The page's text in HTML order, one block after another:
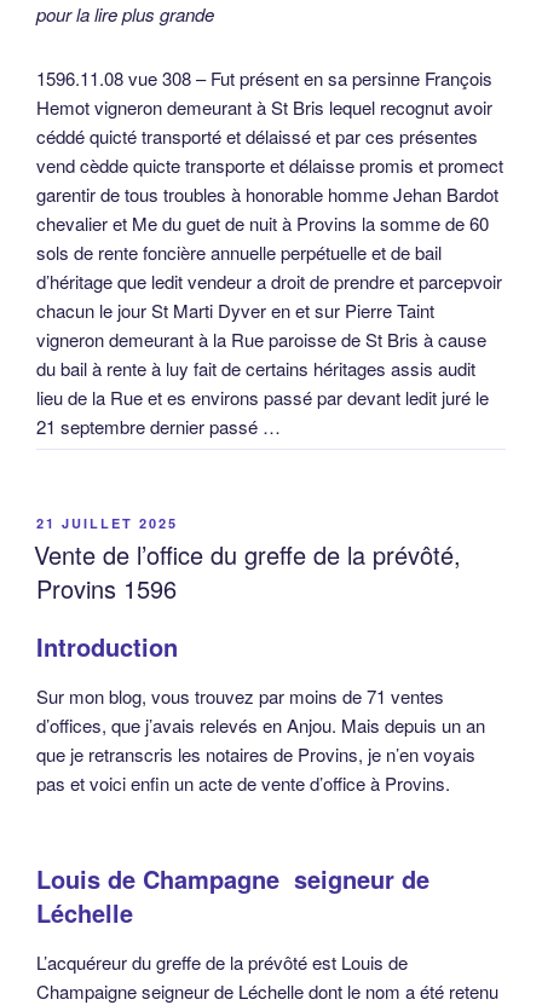
pour la lire plus grande
1596.11.08 vue 308 – Fut présent en sa persinne François
Hemot vigneron demeurant à St Bris lequel recognut avoir
céddé quicté transporté et délaissé et par ces présentes
vend cèdde quicte transporte et délaisse promis et promect
garentir de tous troubles à honorable homme Jehan Bardot
chevalier et Me du guet de nuit à Provins la somme de 60
sols de rente foncière annuelle perpétuelle et de bail
d’héritage que ledit vendeur a droit de prendre et parcepvoir
chacun le jour St Marti Dyver en et sur Pierre Taint
vigneron demeurant à la Rue paroisse de St Bris à cause
du bail à rente à luy fait de certains héritages assis audit
lieu de la Rue et es environs passé par devant ledit juré le
21 septembre dernier passé …
PUBLIÉ
LE
21 JUILLET 2025
Vente de l’office du greffe de la prévôté,
Provins 1596
Introduction
Sur mon blog, vous trouvez par moins de 71 ventes
d’offices, que j’avais relevés en Anjou. Mais depuis un an
que je retranscris les notaires de Provins, je n’en voyais
pas et voici enfin un acte de vente d’office à Provins.
Louis de Champagne seigneur de
Léchelle
L’acquéreur du greffe de la prévôté est Louis de
Champaigne seigneur de Léchelle dont le nom a été retenu